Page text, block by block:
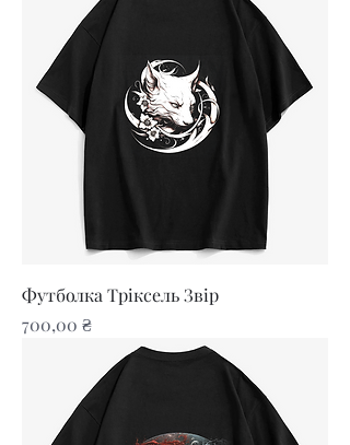
Футболка Тріксель Звір
Ціна
700,00 ₴